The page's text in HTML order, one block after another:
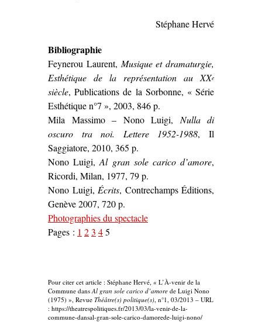
Stéphane Hervé
Bibliographie
Feynerou Laurent, Musique et dramaturgie,
Esthétique de la représentation au XXe
siècle, Publications de la Sorbonne, « Série
Esthétique n°7 », 2003, 846 p.
Mila Massimo – Nono Luigi, Nulla di
oscuro tra noi. Lettere 1952-1988, Il
Saggiatore, 2010, 365 p.
Nono Luigi,Al gran sole carico d’amore,
Ricordi, Milan, 1977, 79 p.
Nono Luigi, Écrits, Contrechamps Éditions,
Genève 2007, 720 p.
Photographies du spectacle
Pages : 1 23 45
Pour citer cet article : Stéphane Hervé, « L’À-venir de la
Commune dans Al gran sole carico d’amore de Luigi Nono
(1975) », Revue Théâtre(s) politique(s) , n°1, 03/2013 – URL
: https://theatrespolitiques.fr/2013/03/la-venir-de-la-
commune-dansal-gran-sole-carico-damorede-luigi-nono/